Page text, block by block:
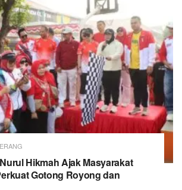
Hikmah Ajak Masyarakat
Gotong Royong dan